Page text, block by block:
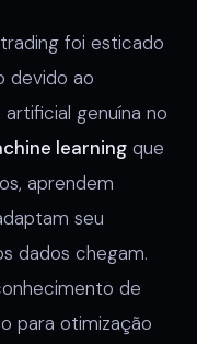
foi esticado
devido ao
genuína no
learning que
aprendem
seu
dados chegam.
de
para otimização